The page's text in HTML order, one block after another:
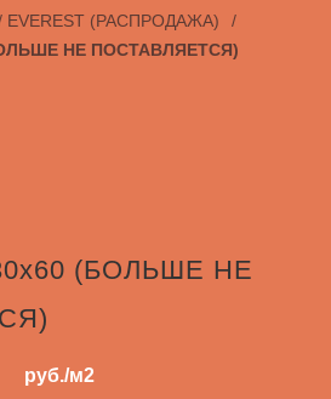
EVEREST (РАСПРОДАЖА)
/
НЕ ПОСТАВЛЯЕТСЯ)
(БОЛЬШЕ НЕ
руб./м2